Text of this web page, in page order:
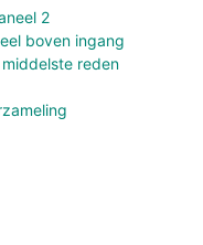
2
boven ingang
reden